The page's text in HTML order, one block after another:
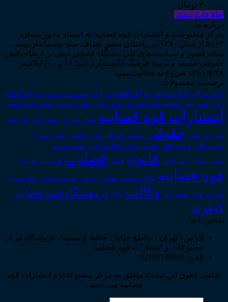
۳۰,۰۰۰ تومان
اطلاعات بیشتر
درباره ما
مرکز مطبوعات و انتشارات قوه قضاییه به استناد مجوز شماره
۵۸۸۴ از سال ۱۳۸۰ در راستای تحقق اهداف سند چشم‌انداز بیست
ساله کشور و سیاست‌های کلی دستگاه قضایی مبنی بر ارتقاء دانش
حقوقی جامعه و ترویج فرهنگ قانونمداری (بند ۱۶ و ۱۰) ابلاغیه
۱۳۸۱/۷/۲۸ شروع به فعالیت نمود...
برچسب محصولات
آرای جزایی آرای حقوقی آرای قضایی آرای وحدت رویه اجاره اجرای احکام
اجرای اسناد احوال شخصیه ادله_اثبات_دعوا اسناد_تجاری اعاده_دادرسی اعتراض_ثالث اعسار
انتشارات قوه قضاییه انتقال_مال_غیر انحلال_نکاح بانک بیمه
تاجر حق_کسب حقوقی حوادث_رانندگی خلع_ید داوری دعاوی_تصرف
دعاوی_طاری دیوان عالی کشور دیوان عدالت اداری سقوط_تعهدات
شعب_دیوان_عالی قاضی قانون قضات قضاوت قوانین_و_مقررات
قوه قضاییه مالکیت_معنوی مسئولیت_مدنی مشروح مذاکرات نظام قضایی
نظریه_های_مشورتی وکالت وکیل پژوهشگاه قوه قضاییه
کیفری
تماس با ما
آدرس : تهران ، تقاطع خیابان حافظ و سمیه ، فروشگاه مرکز
مطبوعات و انتشارات قوه قضاییه
تلفن: 02188199904
تمامی حقوق این سایت متعلق به مرکز مطبوعات و انتشارات قوه
قضاییه می باشد .